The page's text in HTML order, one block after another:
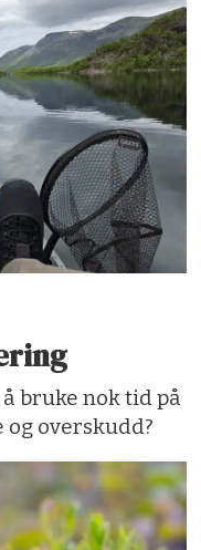
bruke nok tid på
overskudd?